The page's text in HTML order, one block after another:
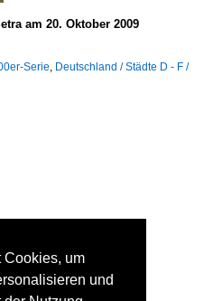
am 20. Oktober 2009
Serie, Deutschland / Städte D - F /
Cookies, um
und